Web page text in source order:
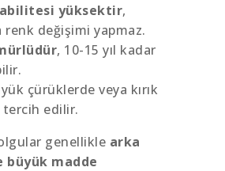
yüksektir,
renk değişimi yapmaz.
, 10-15 yıl kadar
çürüklerde veya kırık
edilir.
genellikle arka
büyük madde